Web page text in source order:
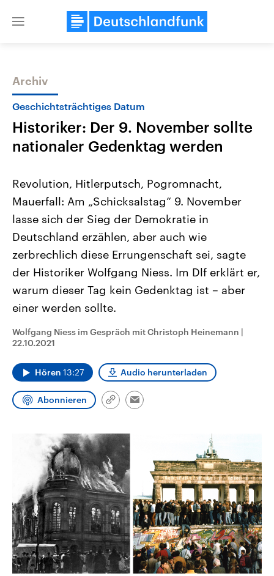
Close
Themen
Landtagswahl Sachsen-Anhalt
2026
Alle Informationen
Sachsen-Anhalt wählt am 6.
September 2026 einen neuen
Landtag. Seit 2021 wird das
Bundesland von einer Koalition aus
CDU, SPD und FDP regiert.-
Umfragen, Prognosen,
Wahlprogramme, aktuelle Berichte
und Hintergründe zu den Parteien
Wahl.
USA
Aktuelle Beiträge,
Hintergründe
Wirtschaftlich und
gehören die Vereinigten
den mächtigsten Ländern
mit großem Einfluss auf
Sendungen Programm
Audio-Archiv
Archiv
Geschichtsträchtiges Datum
Historiker: Der 9. November sollte
nationaler Gedenktag werden
Revolution, Hitlerputsch, Pogromnacht,
Mauerfall: Am „Schicksalstag“ 9. November
lasse sich der Sieg der Demokratie in
Deutschland erzählen, aber auch wie
zerbrechlich diese Errungenschaft sei, sagte
der Historiker Wolfgang Niess. Im Dlf erklärt er,
warum dieser Tag kein Gedenktag ist – aber
einer werden sollte.
Wolfgang Niess im Gespräch mit Christoph Heinemann |
22.10.2021
Hören 13:27 Audio herunterladen
Abonnieren
Link
Email